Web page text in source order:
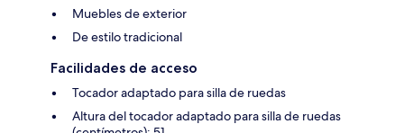
Muebles de exterior
De estilo tradicional
Facilidades de acceso
Tocador adaptado para silla de ruedas
Altura del tocador adaptado para silla de ruedas